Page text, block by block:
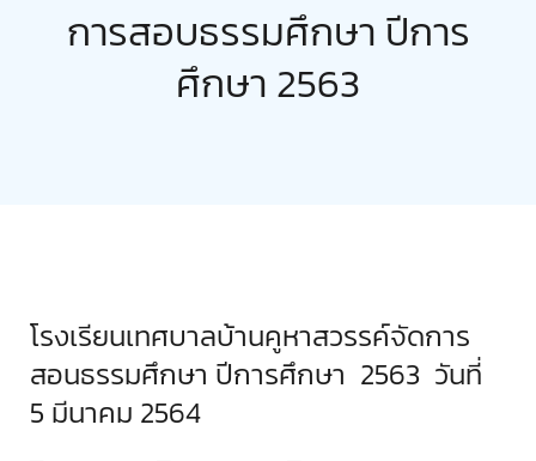
บุคลากรการสอบธรรมศึกษา ปีการ
ศึกษา 2563
โรงเรียนเทศบาลบ้านคูหาสวรรค์จัดการ
สอนธรรมศึกษา ปีการศึกษา 2563 วันที่
5 มีนาคม 2564